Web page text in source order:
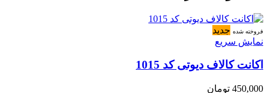
فروخته شده جدید
نمایش سریع
اکانت کالاف دیوتی کد 1015
450,000 تومان